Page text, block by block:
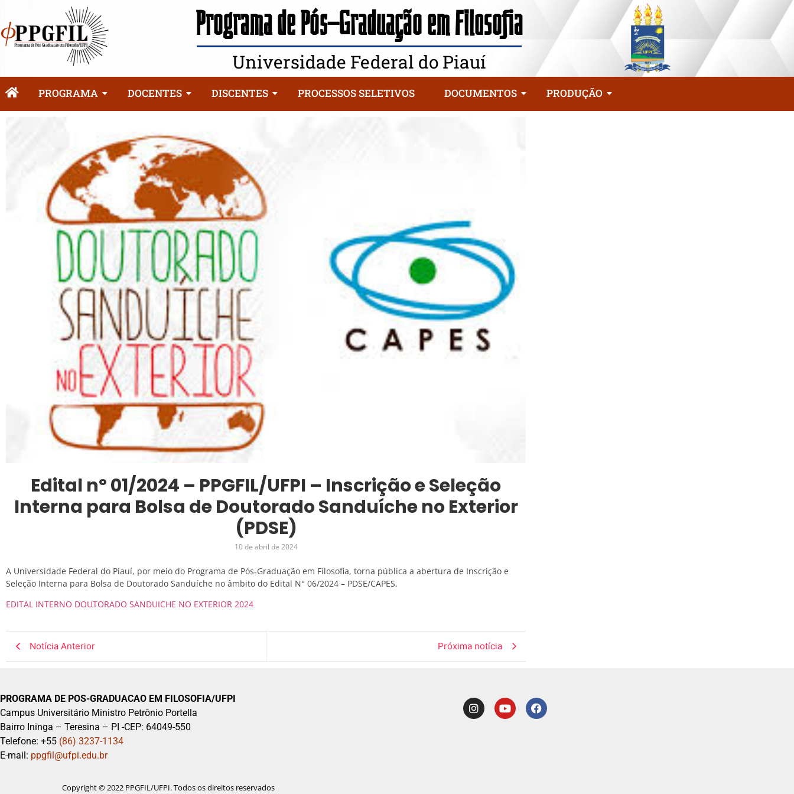
Programa de Pós-Graduação em Filosofia
Universidade Federal do Piauí
PROGRAMA DOCENTES DISCENTES PROCESSOS SELETIVOS DOCUMENTOS PRODUÇÃO
Edital nº 01/2024 – PPGFIL/UFPI – Inscrição e Seleção
Interna para Bolsa de Doutorado Sanduíche no Exterior
(PDSE)
10 de abril de 2024
A Universidade Federal do Piauí, por meio do Programa de Pós-Graduação em Filosofia, torna pública a abertura de Inscrição e
Seleção Interna para Bolsa de Doutorado Sanduíche no âmbito do Edital N° 06/2024 – PDSE/CAPES.
EDITAL INTERNO DOUTORADO SANDUICHE NO EXTERIOR 2024
Notícia Anterior Próxima notícia
PROGRAMA DE POS-GRADUACAO EM FILOSOFIA/UFPI
Campus Universitário Ministro Petrônio Portella
Bairro Ininga – Teresina – PI -CEP: 64049-550
Telefone: +55 (86) 3237-1134
E-mail: ppgfil@ufpi.edu.br
Copyright © 2022 PPGFIL/UFPI. Todos os direitos reservados